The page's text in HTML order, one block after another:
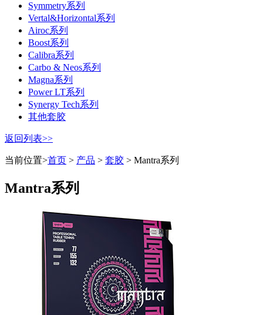
Symmetry系列
Vertal&Horizontal系列
Airoc系列
Boost系列
Calibra系列
Carbo & Neos系列
Magna系列
Power LT系列
Synergy Tech系列
其他套胶
返回列表>>
当前位置>首页 > 产品 > 套胶 > Mantra系列
Mantra系列